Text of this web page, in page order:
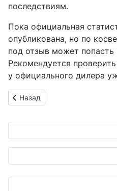
последствиям.
Пока официальная
опубликована, но по
под отзыв может
Рекомендуется
у официального дилера
Предыдущий: Nissan Murano
Назад